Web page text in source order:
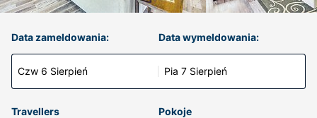
Data zameldowania:
Czw 6 Sierpień
Data wymeldowania:
Pia 7 Sierpień
Travellers Pokoje